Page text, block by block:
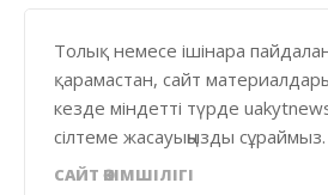
Толық немесе ішінара
қарамастан, сайт
кезде міндетті түрде
сілтеме жасауыңызды сұраймыз.
САЙТ ӘКІМШІЛІГІ